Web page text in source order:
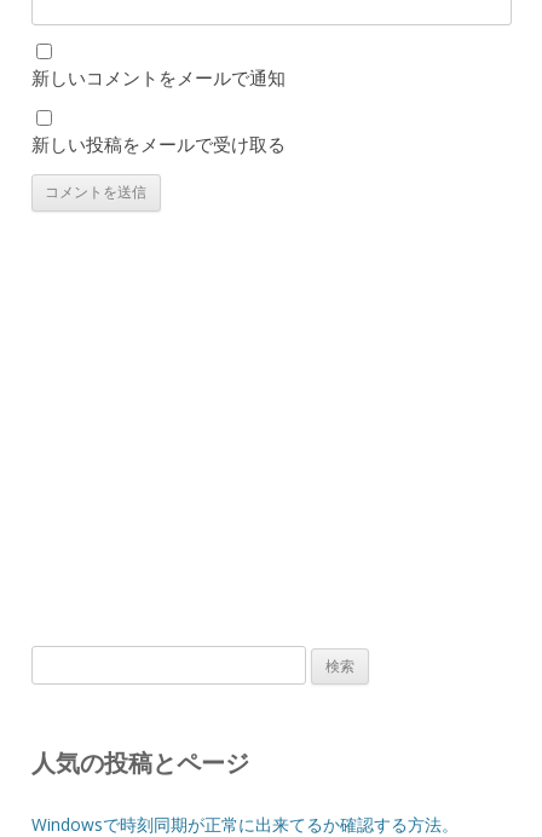
新しいコメントをメールで通知
新しい投稿をメールで受け取る
索:
人気の投稿とページ
Windowsで時刻同期が正常に出来てるか確認する方法。